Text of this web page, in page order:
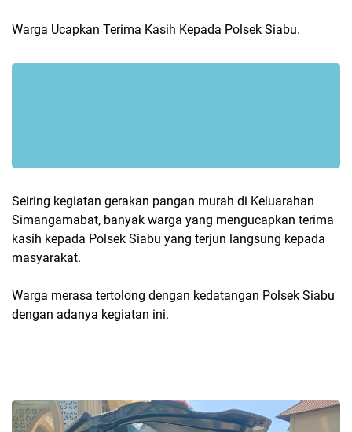
Warga Ucapkan Terima Kasih Kepada Polsek Siabu.
Seiring kegiatan gerakan pangan murah di Keluarahan
Simangamabat, banyak warga yang mengucapkan terima
kasih kepada Polsek Siabu yang terjun langsung kepada
masyarakat.
Warga merasa tertolong dengan kedatangan Polsek Siabu
dengan adanya kegiatan ini.